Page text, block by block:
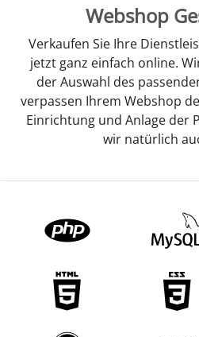
Webshop
Verkaufen Sie Ihre
jetzt ganz einfach online.
der Auswahl des
verpassen Ihrem Webshop
Einrichtung und Anlage der
wir natürlich